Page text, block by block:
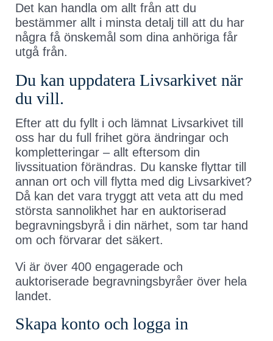
Det kan handla om allt från att du
bestämmer allt i minsta detalj till att du har
några få önskemål som dina anhöriga får
utgå från.
Du kan uppdatera Livsarkivet när
du vill.
Efter att du fyllt i och lämnat Livsarkivet till
oss har du full frihet göra ändringar och
kompletteringar – allt eftersom din
livssituation förändras. Du kanske flyttar till
annan ort och vill flytta med dig Livsarkivet?
Då kan det vara tryggt att veta att du med
största sannolikhet har en auktoriserad
begravningsbyrå i din närhet, som tar hand
om och förvarar det säkert.
Vi är över 400 engagerade och
auktoriserade begravningsbyråer över hela
landet.
Skapa konto och logga in